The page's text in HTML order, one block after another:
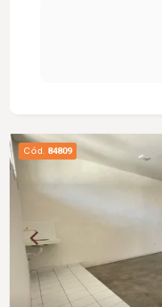
aproximadamente
ponto de água,
oferecendo
banheiros feminino e
acessibilidade,
inclusa no
áreas comuns,
de Limpeza),
de segurança e
diferencial, existe a
da área da sala,
locatário. Entre em
Cód. 84809